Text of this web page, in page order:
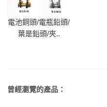
電池銅頭/電瓶鉛頭/
葉是鉛頭/夾..
曾經瀏覽的產品：